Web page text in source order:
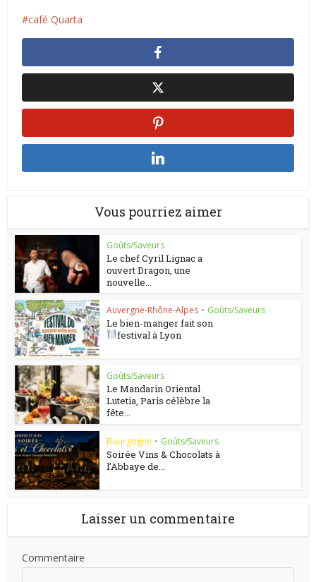
café Quarta
Vous pourriez aimer
Goûts/Saveurs
Le chef Cyril Lignac a
ouvert Dragon, une
nouvelle...
Auvergne-Rhône-Alpes • Goûts/Saveurs
Le bien-manger fait son
festival à Lyon
Goûts/Saveurs
Le Mandarin Oriental
Lutetia, Paris célèbre la
fête...
Bourgogne • Goûts/Saveurs
Soirée Vins & Chocolats à
l’Abbaye de...
Laisser un commentaire
Commentaire